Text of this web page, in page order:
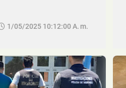
1/05/2025 10:12:00 A. M.